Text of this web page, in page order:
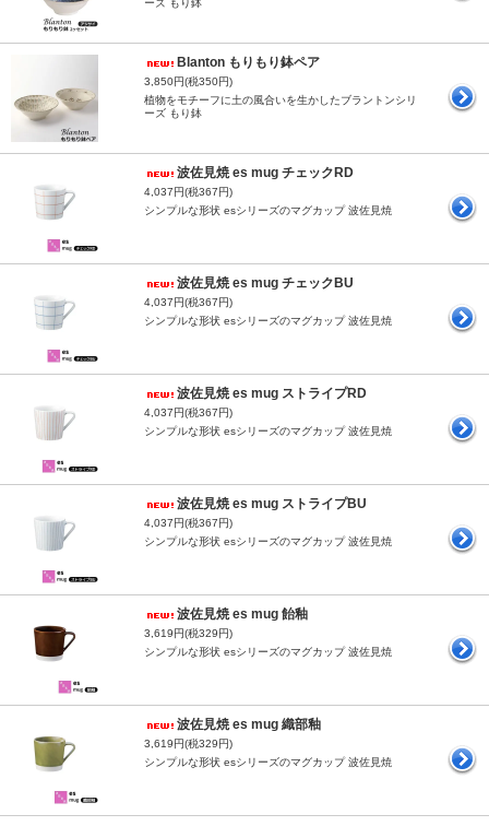
Blanton もりもり鉢ペア
3,850円(税350円)
植物をモチーフに土の風合いを生かしたブラントンシリ
ーズ もり鉢
波佐見焼 es mug チェックRD
4,037円(税367円)
シンプルな形状 esシリーズのマグカップ 波佐見焼
波佐見焼 es mug チェックBU
4,037円(税367円)
シンプルな形状 esシリーズのマグカップ 波佐見焼
波佐見焼 es mug ストライプRD
4,037円(税367円)
シンプルな形状 esシリーズのマグカップ 波佐見焼
波佐見焼 es mug ストライプBU
4,037円(税367円)
シンプルな形状 esシリーズのマグカップ 波佐見焼
波佐見焼 es mug 飴釉
3,619円(税329円)
シンプルな形状 esシリーズのマグカップ 波佐見焼
波佐見焼 es mug 織部釉
3,619円(税329円)
シンプルな形状 esシリーズのマグカップ 波佐見焼